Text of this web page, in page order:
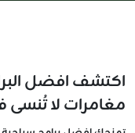
اكتشف افضل
مغامرات لا تُنسى